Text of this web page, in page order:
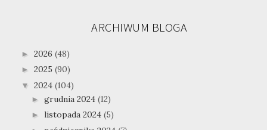
ARCHIWUM BLOGA
► 2026 (48)
► 2025 (90)
▼ 2024 (104)
► grudnia 2024 (12)
► listopada 2024 (5)